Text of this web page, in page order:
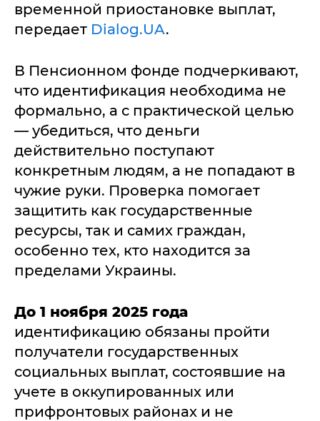
временной приостановке выплат,
передает Dialog.UA.
В Пенсионном фонде подчеркивают,
что идентификация необходима не
формально, а с практической целью
— убедиться, что деньги
действительно поступают
конкретным людям, а не попадают в
чужие руки. Проверка помогает
защитить как государственные
ресурсы, так и самих граждан,
особенно тех, кто находится за
пределами Украины.
До 1 ноября 2025 года
идентификацию обязаны пройти
получатели государственных
социальных выплат, состоявшие на
учете в оккупированных или
прифронтовых районах и не